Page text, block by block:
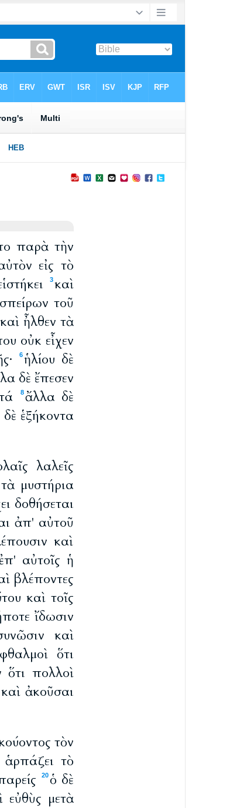
παρὰ τὴν
εἰς τὸ
3 καὶ
τοῦ
ἦλθεν τὰ
οὐκ εἶχεν
6 ἡλίου δὲ
δὲ ἔπεσεν
8ἄλλα δὲ
ἑξήκοντα
λαλεῖς
μυστήρια
δοθήσεται
ἀπ' αὐτοῦ
καὶ
αὐτοῖς ἡ
βλέποντες
καὶ τοῖς
ἴδωσιν
καὶ
ὅτι
πολλοὶ
ἀκοῦσαι
τὸν
ἁρπάζει τὸ
20 ὁ δὲ
μετὰ